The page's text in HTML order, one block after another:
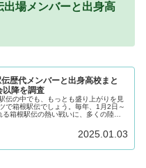
出場メンバーと出身高
歴代メンバーと出身高校まと
以降を調査
伝の中でも、もっとも盛り上がりを見
で箱根駅伝でしょう。毎年、1月2日～
る箱根駅伝の熱い戦いに、多くの陸上
2025.01.03